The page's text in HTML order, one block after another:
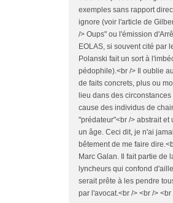
exemples sans rapport
ignore (voir l'article de
/> Oups" ou l'émission
EOLAS, si souvent cité par
Polanski fait un sort à
pédophile).<br /> Il oublie
de faits concrets, plus ou
lieu dans des
cause des individus de
"prédateur"<br /> abstrait et
un âge. Ceci dit, je n'ai
bêtement de me faire
Marc Galan. Il fait partie de
lyncheurs qui confond
serait prête à les pendre
par l'avocat.<br /> <br /> <br